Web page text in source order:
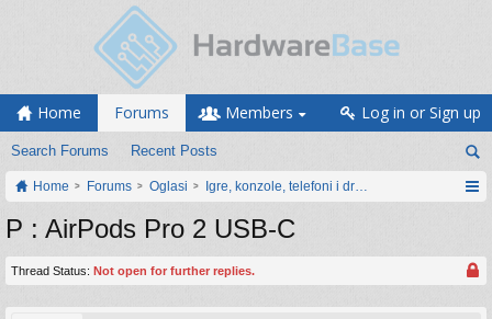
Home Forums
Search Forums Recent Posts
Members Log in or Sign up
Home Forums Oglasi Igre, konzole, telefoni i drugi gadgeti
P : AirPods Pro 2 USB-C
Thread Status: Not open for further replies.